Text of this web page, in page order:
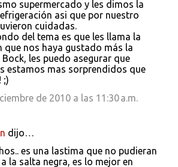
supermercado y les dimos la
asi que por nuestro
cuidadas.
del tema es que les llama la
que nos haya gustado más la
Bock, les puedo asegurar que
estamos mas sorprendidos que
;)
de 2010 a las 11:30 a.m.
dijo…
es una lastima que no pudieran
la salta negra, es lo mejor en